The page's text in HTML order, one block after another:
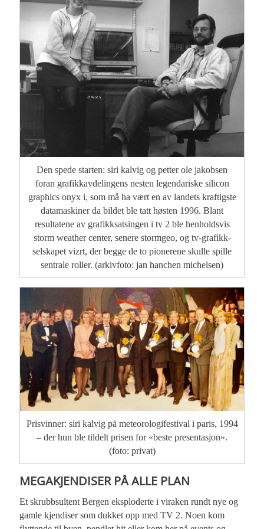
Den spede starten: siri kalvig og petter ole jakobsen
foran grafikkavdelingens nesten legendariske silicon
graphics onyx i, som må ha vært en av landets kraftigste
datamaskiner da bildet ble tatt høsten 1996. Blant
resultatene av grafikksatsingen i tv 2 ble henholdsvis
storm weather center, senere stormgeo, og tv-grafikk-
selskapet vizrt, der begge de to pionerene skulle spille
sentrale roller. (arkivfoto: jan hanchen michelsen)
Prisvinner: siri kalvig på meteorologifestival i paris, 1994
– der hun ble tildelt prisen for «beste presentasjon».
(foto: privat)
MEGAKJENDISER PÅ ALLE PLAN
Et skrubbsultent Bergen eksploderte i viraken rundt nye og
gamle kjendiser som dukket opp med TV 2. Noen kom